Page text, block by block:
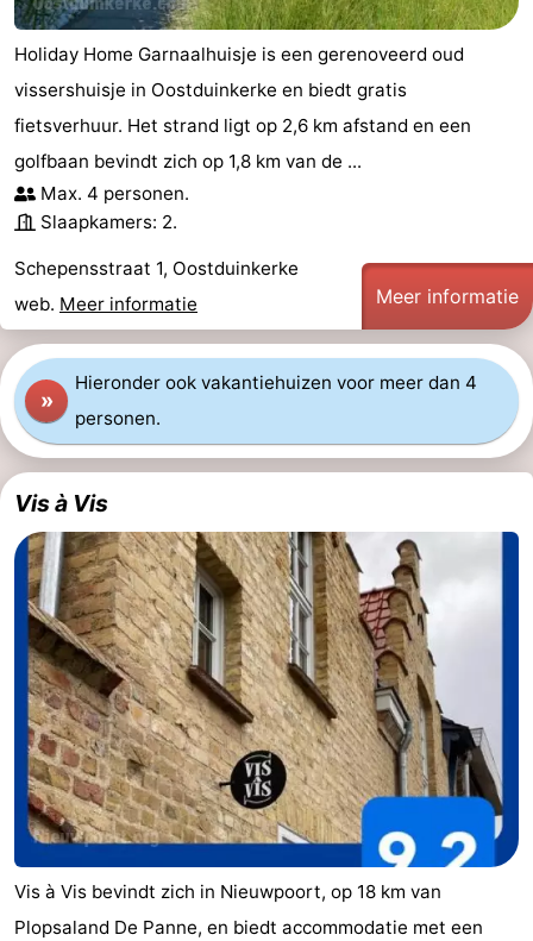
Holiday Home Garnaalhuisje is een gerenoveerd oud
vissershuisje in Oostduinkerke en biedt gratis
fietsverhuur. Het strand ligt op 2,6 km afstand en een
golfbaan bevindt zich op 1,8 km van de ...
Max. 4 personen.
Slaapkamers: 2.
Schepensstraat 1, Oostduinkerke
web. Meer informatie Meer informatie
»
Hieronder ook vakantiehuizen voor meer dan 4
personen.
Vis à Vis
Vis à Vis bevindt zich in Nieuwpoort, op 18 km van
Plopsaland De Panne, en biedt accommodatie met een